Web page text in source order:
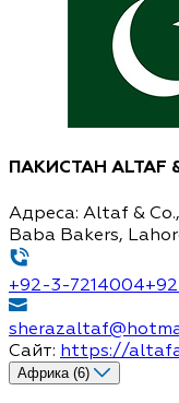
ПАКИСТАН ALTAF
Адреса: Altaf &
Baba Bakers,
+92-3-7214004
Сайт: https://
Африка (6)